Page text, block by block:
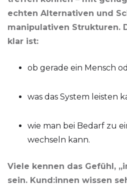
echten Alternativen und
manipulativen Strukturen.
klar ist:
ob gerade ein Mensch
was das System leisten
wie man bei Bedarf zu
wechseln kann.
Viele kennen das Gefühl,
sein. Kund:innen wissen